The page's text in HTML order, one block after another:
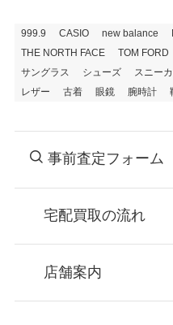
999.9 CASIO new balance
THE NORTH FACE
TOM FORD
サングラス
シューズ スニー
レザー
古着 眼鏡 腕時計
事前査定フォーム
宅配買取の流れ
お申込み
店舗案内